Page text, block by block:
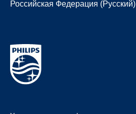
Российская Федерация (Русский)